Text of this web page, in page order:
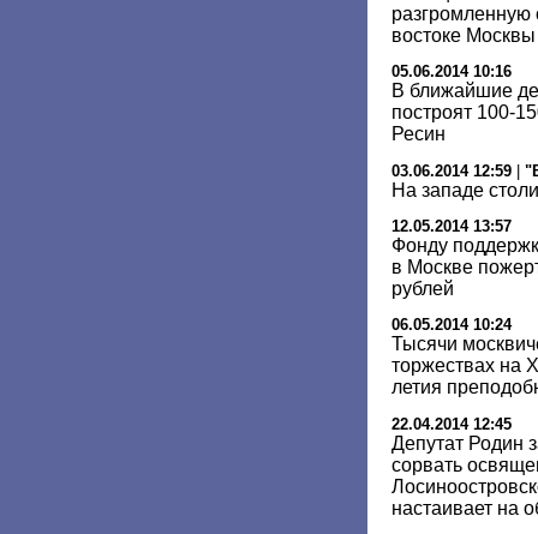
разгромленную
востоке Москвы
05.06.2014 10:16
В ближайшие
построят 100-
Ресин
03.06.2014 12:59
На западе
12.05.2014 13:57
Фонду
в Москве
рублей
06.05.2014 10:24
Тысячи
торжествах на
летия
22.04.2014 12:45
Депутат Родин
сорвать
настаивает на